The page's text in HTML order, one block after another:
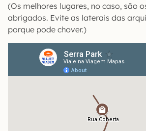
(Os melhores lugares, no caso, são
abrigados. Evite as laterais das
porque pode chover.)